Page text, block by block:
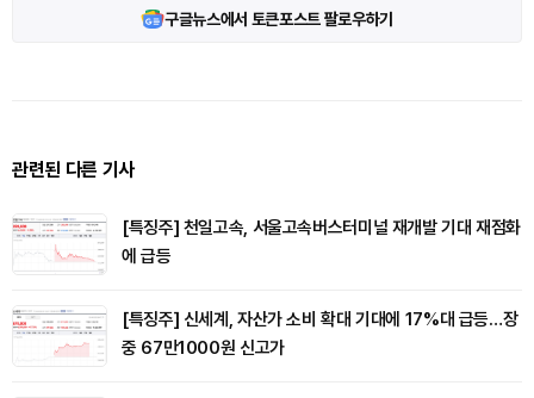
구글뉴스에서 토큰포스트 팔로우하기
관련된 다른 기사
[특징주] 천일고속, 서울고속버스터미널 재개발 기대 재점화
에 급등
[특징주] 신세계, 자산가 소비 확대 기대에 17%대 급등…장
중 67만1000원 신고가